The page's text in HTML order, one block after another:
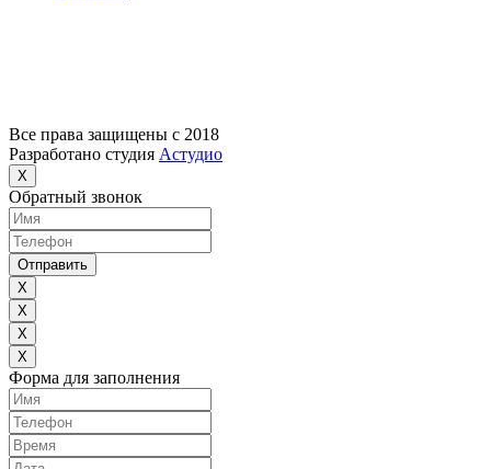
Все права защищены с 2018
Разработано студия Астудио
X
Обратный звонок
Отправить
X
X
X
X
Форма для заполнения